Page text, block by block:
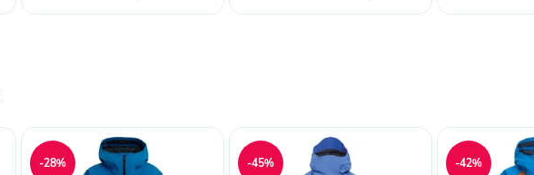
-28% -45% -42%